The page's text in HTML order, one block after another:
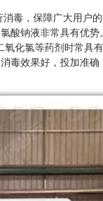
毒，保障广大用户
酸钠液非常具有优势
化氯等药剂时常具
毒效果好，投加准